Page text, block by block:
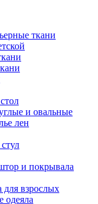
ткани
и овальные
лен
и покрывала
для взрослых
одеяла